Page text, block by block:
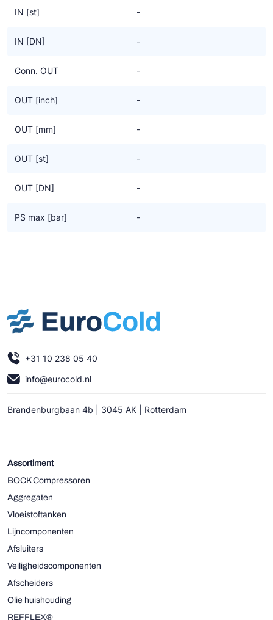
IN [st] -
IN [DN] -
Conn. OUT -
OUT [inch] -
OUT [mm] -
OUT [st] -
OUT [DN] -
PS max [bar] -
+31 10 238 05 40
info@eurocold.nl
Brandenburgbaan 4b | 3045 AK | Rotterdam
Assortiment
BOCK Compressoren
Aggregaten
Vloeistoftanken
Lijncomponenten
Afsluiters
Veiligheidscomponenten
Afscheiders
Olie huishouding
REFFLEX®